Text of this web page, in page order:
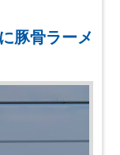
豚骨ラーメ